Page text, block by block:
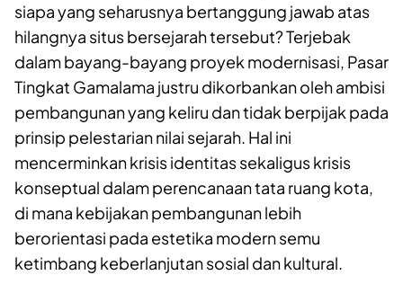
siapa yang seharusnya bertanggung jawab atas
hilangnya situs bersejarah tersebut? Terjebak
dalam bayang-bayang proyek modernisasi, Pasar
Tingkat Gamalama justru dikorbankan oleh ambisi
pembangunan yang keliru dan tidak berpijak pada
prinsip pelestarian nilai sejarah. Hal ini
mencerminkan krisis identitas sekaligus krisis
konseptual dalam perencanaan tata ruang kota,
di mana kebijakan pembangunan lebih
berorientasi pada estetika modern semu
ketimbang keberlanjutan sosial dan kultural.